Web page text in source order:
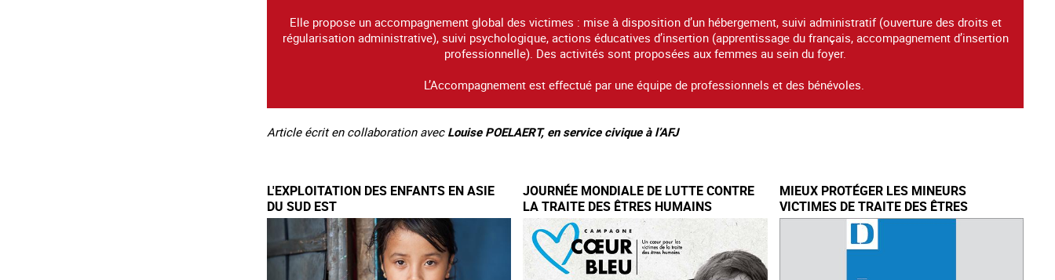
Elle propose un accompagnement global des victimes : mise à disposition d’un hébergement, suivi administratif (ouverture des droits et
régularisation administrative), suivi psychologique, actions éducatives d’insertion (apprentissage du français, accompagnement d’insertion
professionnelle). Des activités sont proposées aux femmes au sein du foyer.
L’Accompagnement est effectué par une équipe de professionnels et des bénévoles.
Article écrit en collaboration avec Louise POELAERT, en service civique à l’AFJ
L'EXPLOITATION DES ENFANTS EN ASIE
DU SUD EST
JOURNÉE MONDIALE DE LUTTE CONTRE
LA TRAITE DES ÊTRES HUMAINS
MIEUX PROTÉGER LES MINEURS
VICTIMES DE TRAITE DES ÊTRES
HUMAINS